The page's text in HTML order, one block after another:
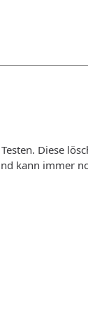
Testen. Diese
kann immer